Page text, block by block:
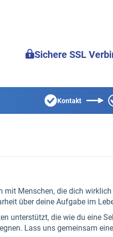
Sichere SSL
Kontakt
mit Menschen, die dich
über deine Aufgabe im
unterstützt, die wie du eine
Lass uns gemeinsam